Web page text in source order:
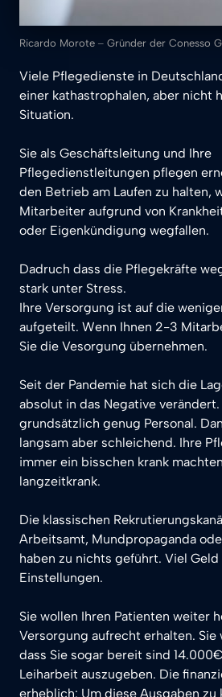
Ricardo Morote ‒ Gründer der Conesso
Viele Pflegedienste in
einer kathastrophalen, aber nicht
Situation.
Sie als Geschäftsleitung und Ihre
Pflegedienstleitungen pflegen
den Betrieb am Laufen zu halten,
Mitarbeiter aufgrund von
oder Eigenkündigung wegfallen.
Dadruch dass die Pflegekräfte
stark unter Stress.
Ihre Versorgung ist auf die
aufgeteilt. Wenn Ihnen 2-3
Sie die Vesorgung übernehmen.
Seit der Pandemie hat sich die
absolut in das Negative verändert.
grundsätzlich genug Personal.
langsam aber schleichend. Ihre
immer ein bisschen krank
langzeitkrank.
Die klassischen
Arbeitsamt, Mundpropaganda
haben zu nichts geführt. Viel
Einstellungen.
Sie wollen Ihren Patienten weiter
Versorgung aufrecht erhalten. Sie
dass Sie sogar bereit sind
Leiharbeit auszugeben. Die
erheblich: Um diese Ausgaben zu